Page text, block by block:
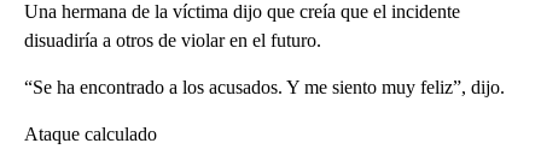
Una hermana de la víctima dijo que creía que el incidente
disuadiría a otros de violar en el futuro.
“Se ha encontrado a los acusados. Y me siento muy feliz”, dijo.
Ataque calculado